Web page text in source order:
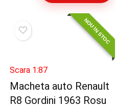
NOU IN STOC
Scara 1:87
Macheta auto Renault
R8 Gordini 1963 Rosu